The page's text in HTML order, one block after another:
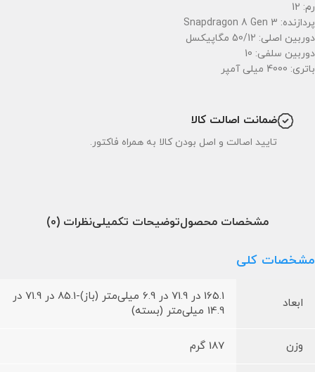
رم: 12
پردازنده: Snapdragon 8 Gen 3
دوربین اصلی: 50/12 مگاپیکسل
دوربین سلفی: 10
باتری: 4000 میلی آمپر
ضمانت اصالت کالا
تایید اصالت و اصل بودن کالا به همراه فاکتور.
مشخصات محصولتوضیحات تکمیلینظرات (0)
مشخصات کلی
ابعاد
165.1 در 71.9 در 6.9 میلی‌متر (باز)-85.1 در 71.9 در
14.9 میلی‌متر (بسته)
وزن 187 گرم